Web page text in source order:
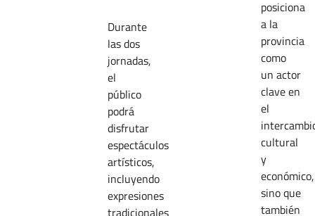
Durante
las dos
jornadas,
el
público
podrá
disfrutar
espectáculos
artísticos,
incluyendo
expresiones
tradicionales
posiciona
a la
provincia
como
un actor
clave en
el
cultural
y
económico,
sino que
también